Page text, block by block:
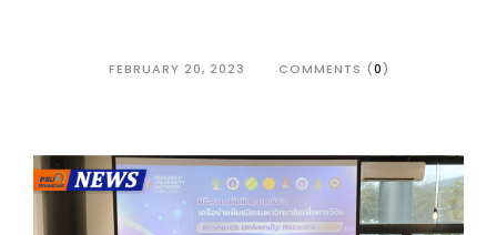
FEBRUARY 20, 2023 COMMENTS (0)